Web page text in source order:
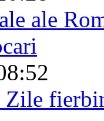
ale
Zile